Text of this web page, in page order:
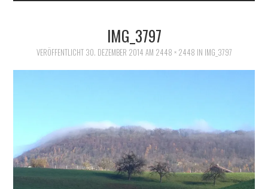
STABILITÄT
LAUF-ABC
LAUFTREFF HAHNHEIM
RUNNING
IMG_3797
VERÖFFENTLICHT 30. DEZEMBER 2014 AM 2448 × 2448 IN IMG_3797